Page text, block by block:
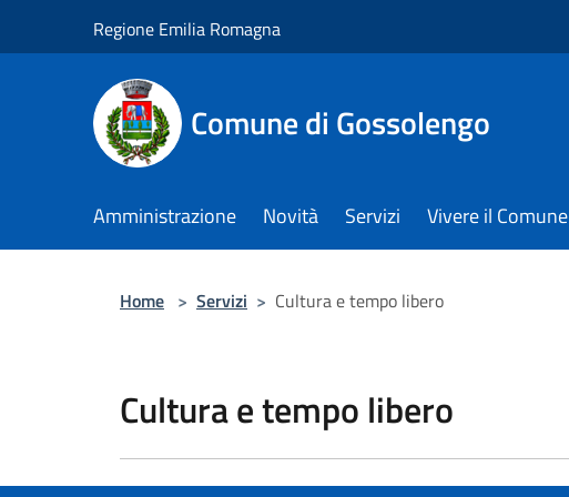
Regione Emilia Romagna
Comune di Gossolengo
Amministrazione Novità Servizi Vivere il Comune
Home > Servizi > Cultura e tempo libero
Cultura e tempo libero